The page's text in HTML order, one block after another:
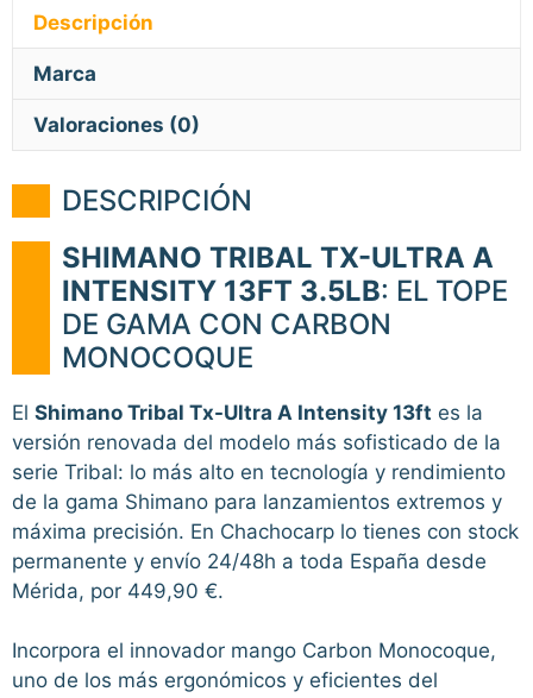
Descripción
Marca
Valoraciones (0)
DESCRIPCIÓN
SHIMANO TRIBAL TX-ULTRA A
INTENSITY 13FT 3.5LB: EL TOPE
DE GAMA CON CARBON
MONOCOQUE
El Shimano Tribal Tx-Ultra A Intensity 13ft es la
versión renovada del modelo más sofisticado de la
serie Tribal: lo más alto en tecnología y rendimiento
de la gama Shimano para lanzamientos extremos y
máxima precisión. En Chachocarp lo tienes con stock
permanente y envío 24/48h a toda España desde
Mérida, por 449,90 €.
Incorpora el innovador mango Carbon Monocoque,
uno de los más ergonómicos y eficientes del